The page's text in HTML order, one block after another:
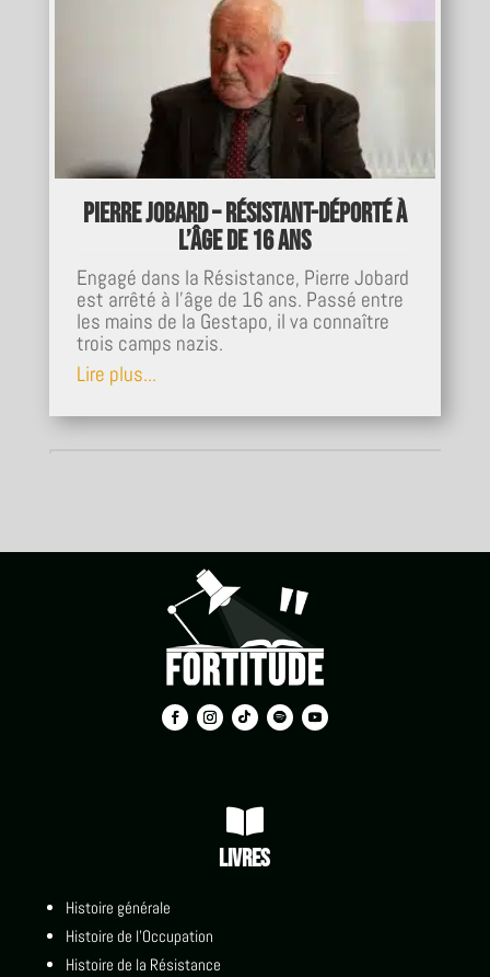
Pierre Jobard – Résistant-déporté à
l’âge de 16 ans
Engagé dans la Résistance, Pierre Jobard
est arrêté à l'âge de 16 ans. Passé entre
les mains de la Gestapo, il va connaître
trois camps nazis.
Lire plus...

Livres
Histoire générale
Histoire de l'Occupation
Histoire de la Résistance